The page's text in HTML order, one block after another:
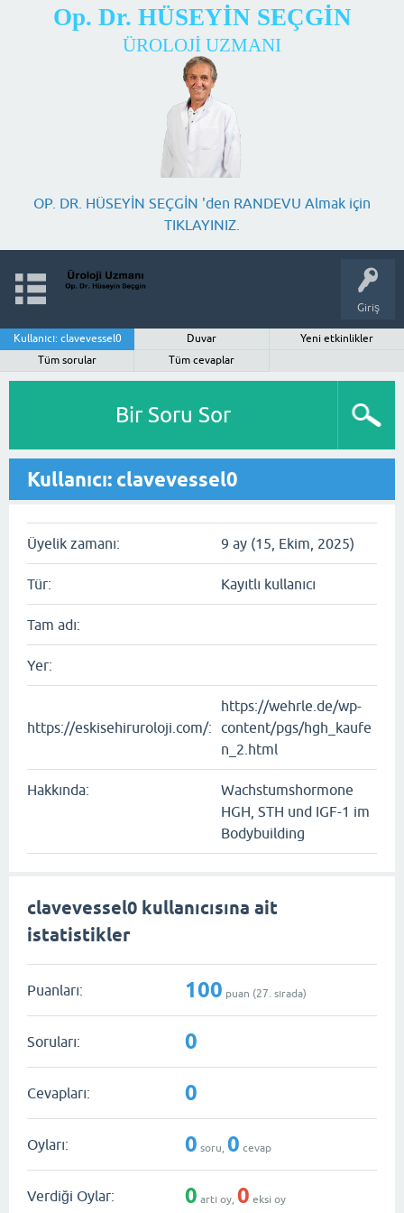
Op. Dr. HÜSEYİN SEÇGİN
ÜROLOJİ UZMANI
OP. DR. HÜSEYİN SEÇGİN 'den RANDEVU Almak için
TIKLAYINIZ.
Giriş
Kullanıcı: clavevessel0 Duvar
Yeni etkinlikler
Tüm sorular
Tüm cevaplar
Bir Soru Sor
Kullanıcı: clavevessel0
Üyelik zamanı: 9 ay (15, Ekim, 2025)
Tür: Kayıtlı kullanıcı
Tam adı:
Yer:
https://eskisehiruroloji.com/:
https://wehrle.de/wp-
content/pgs/hgh_kaufe
n_2.html
Hakkında:
Wachstumshormone
HGH, STH und IGF-1 im
Bodybuilding
clavevessel0 kullanıcısına ait
istatistikler
Puanları: 100 puan (27 . sırada)
Soruları: 0
Cevapları: 0
Oyları: 0 soru, 0 cevap
Verdiği Oylar: 0 artı oy, 0 eksi oy